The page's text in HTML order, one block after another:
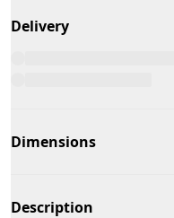
Delivery
Dimensions
Description